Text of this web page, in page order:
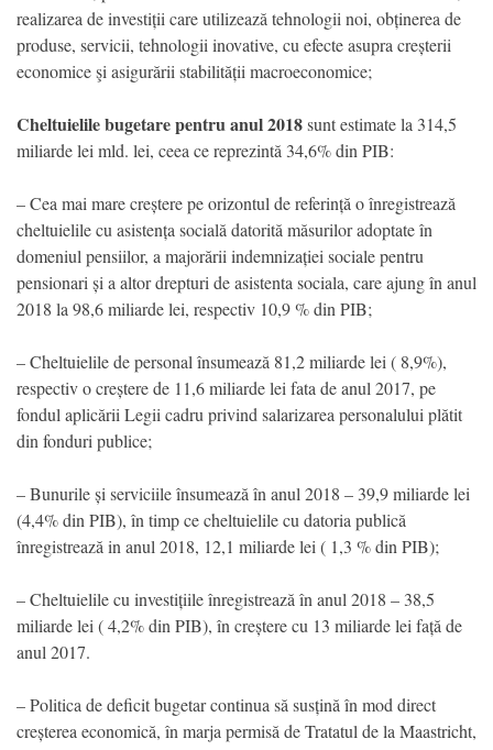
realizarea de investiții care utilizează tehnologii noi, obținerea de
produse, servicii, tehnologii inovative, cu efecte asupra creșterii
economice şi asigurării stabilității macroeconomice;
Cheltuielile bugetare pentru anul 2018sunt estimate la 314,5
miliarde lei mld. lei, ceea ce reprezintă 34,6% din PIB:
– Cea mai mare creștere pe orizontul de referință o înregistrează
cheltuielile cu asistența socială datorită măsurilor adoptate în
domeniul pensiilor, a majorării indemnizației sociale pentru
pensionari și a altor drepturi de asistenta sociala, care ajung în anul
2018 la 98,6 miliarde lei, respectiv 10,9 % din PIB;
– Cheltuielile de personal însumează 81,2 miliarde lei ( 8,9%),
respectiv o creștere de 11,6 miliarde lei fata de anul 2017, pe
fondul aplicării Legii cadru privind salarizarea personalului plătit
din fonduri publice;
– Bunurile și serviciile însumează în anul 2018 – 39,9 miliarde lei
(4,4% din PIB), în timp ce cheltuielile cu datoria publică
înregistrează in anul 2018, 12,1 miliarde lei ( 1,3 % din PIB);
– Cheltuielile cu investițiile înregistrează în anul 2018 – 38,5
miliarde lei ( 4,2% din PIB), în creștere cu 13 miliarde lei față de
anul 2017.
– Politica de deficit bugetar continua să susțină în mod direct
creșterea economică, în marja permisă de Tratatul de la Maastricht,